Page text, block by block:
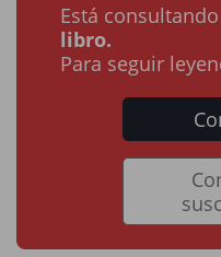
Está
libro.
Para seguir